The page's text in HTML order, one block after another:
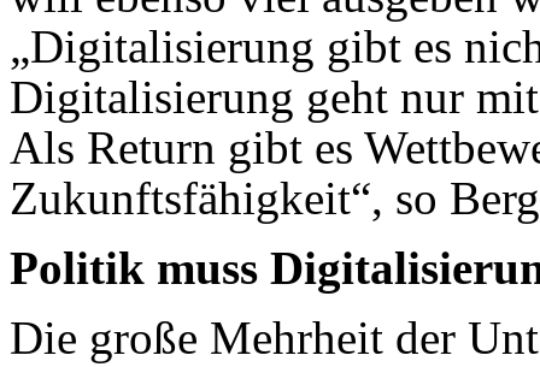
„Digitalisierung gibt es
Digitalisierung geht nur
Als Return gibt es
Zukunftsfähigkeit“, so
Politik muss
Die große Mehrheit der